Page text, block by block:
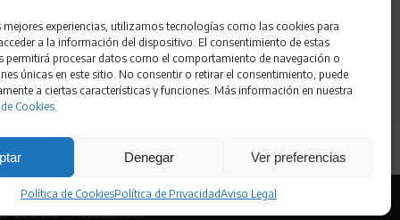
mejores experiencias, utilizamos tecnologías como las cookies para
a la información del dispositivo. El consentimiento de estas
permitirá procesar datos como el comportamiento de navegación o
únicas en este sitio. No consentir o retirar el consentimiento, puede
a ciertas características y funciones. Más información en nuestra
Cookies.
Denegar Ver preferencias
Política de CookiesPolítica de PrivacidadAviso Legal